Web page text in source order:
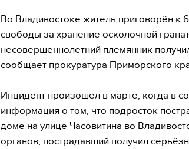
Во Владивостоке житель приговорён к
свободы за хранение осколочной
несовершеннолетний племянник
сообщает прокуратура Приморского
Инцидент произошёл в марте, когда в
информация о том, что подросток
доме на улице Часовитина во
органов, пострадавший получил